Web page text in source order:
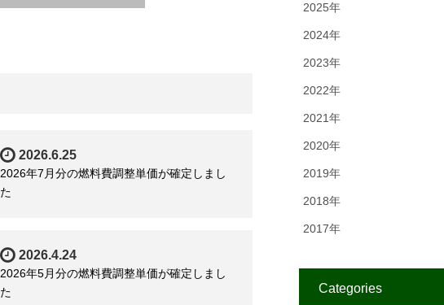
2026.6.25
2026年7月分の燃料費調整単価が確定しまし
た
2026.4.24
2026年5月分の燃料費調整単価が確定しまし
た
2025年
2024年
2023年
2022年
2021年
2020年
2019年
2018年
2017年
Categories